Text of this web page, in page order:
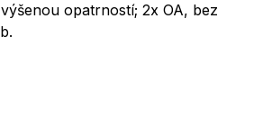
opatrností; 2x OA, bez